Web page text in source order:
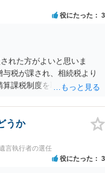
役にたった 3
れた方がよいと思いま
税が課され、相続税より
課税制度を取れば、実質
してもらって どういう方
うか
言執行者の選任
役にたった 3